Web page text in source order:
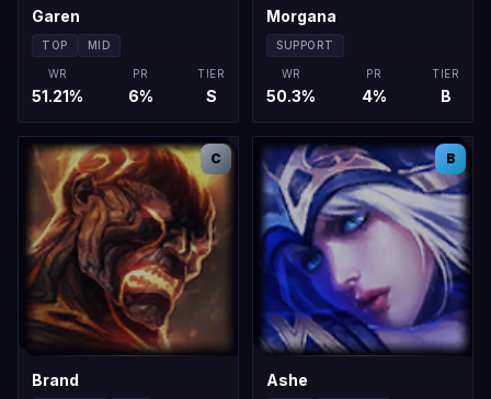
Garen
TOP MID
WR
51.21%
PR
6%
TIER
S
Morgana
SUPPORT
WR
50.3%
PR
4%
TIER
B
C
Brand
B
Ashe